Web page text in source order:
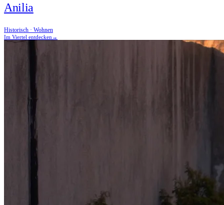
Anilia
Historisch · Wohnen
Im Viertel entdecken →